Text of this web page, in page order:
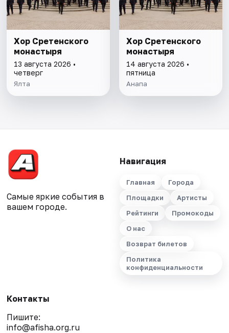
Хор Сретенского
монастыря
13 августа 2026 •
четверг
Ялта
Хор Сретенского
монастыря
14 августа 2026 •
пятница
Анапа
Самые яркие события в
вашем городе.
Навигация
Главная
Города
Площадки
Артисты
Рейтинги
Промокоды
О нас
Возврат билетов
Политика
конфиденциальности
Контакты
Пишите:
info@afisha.org.ru